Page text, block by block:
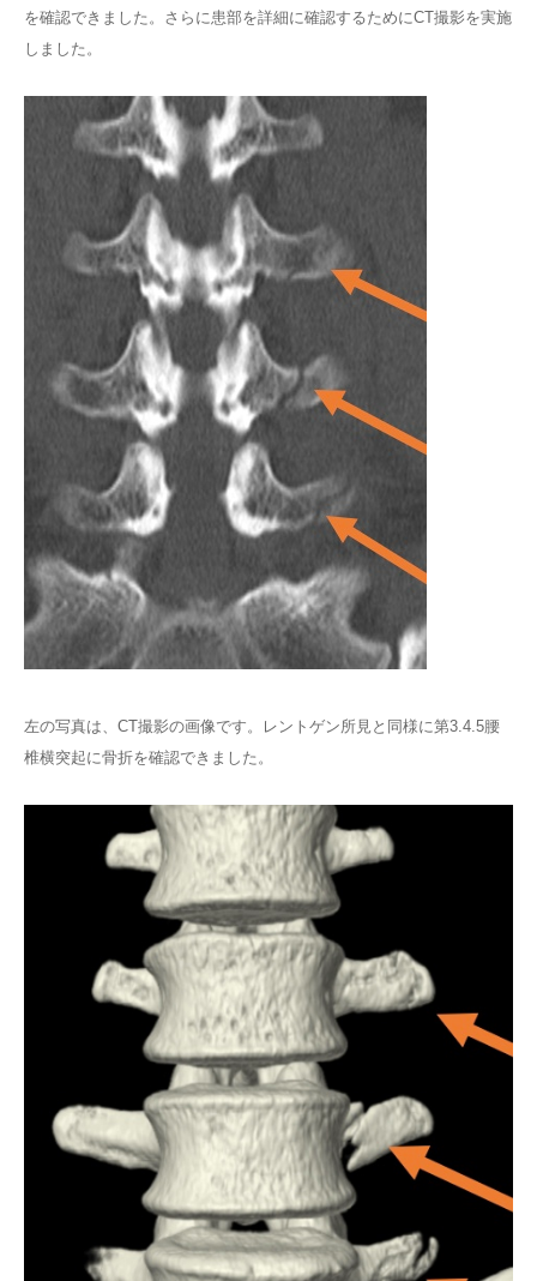
を確認できました。さらに患部を詳細に確認するためにCT撮影を実施
しました。
左の写真は、CT撮影の画像です。レントゲン所見と同様に第3.4.5腰
椎横突起に骨折を確認できました。